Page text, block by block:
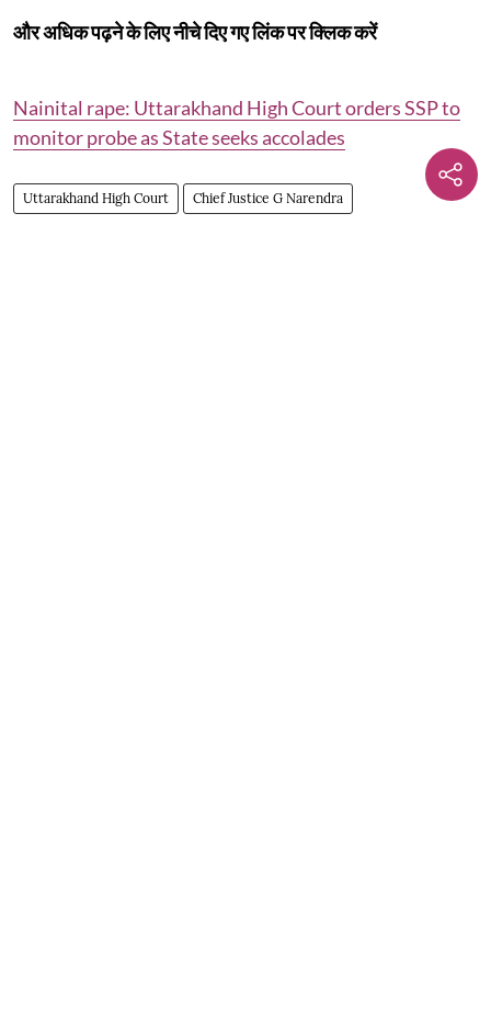
और अधिक पढ़ने के लिए नीचे दिए गए लिंक पर क्लिक करें
Nainital rape: Uttarakhand High Court orders SSP to
monitor probe as State seeks accolades
Uttarakhand High Court Chief Justice G Narendra